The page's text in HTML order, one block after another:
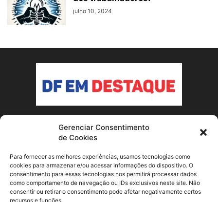
Gerenciar Consentimento
de Cookies
Para fornecer as melhores experiências, usamos tecnologias como
cookies para armazenar e/ou acessar informações do dispositivo. O
consentimento para essas tecnologias nos permitirá processar dados
como comportamento de navegação ou IDs exclusivos neste site. Não
consentir ou retirar o consentimento pode afetar negativamente certos
recursos e funções.
julho 10, 2024
SOBRE NÓS
Conheça o nosso site de notícias sobre Brasília e o Distrito
Federal! Fique por dentro dos acontecimentos locais e
nacionais que afetam a capital do país.
Contato:dfemdestaque@gmail.com